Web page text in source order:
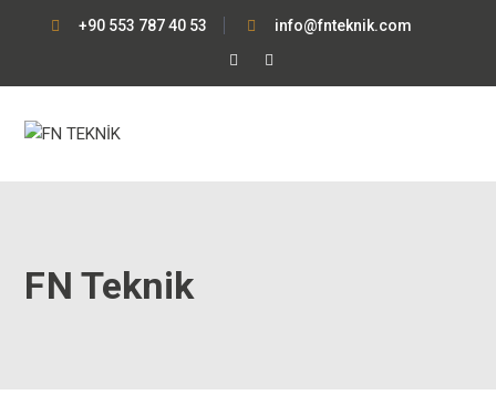
+90 553 787 40 53
info@fnteknik.com
Facebook
Profile
Instagram
Profile
FN Teknik